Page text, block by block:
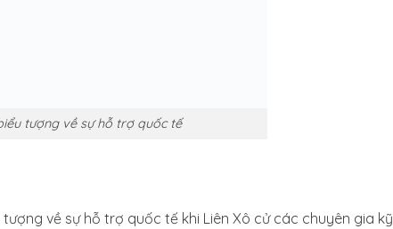
tượng về sự hỗ trợ quốc tế
về sự hỗ trợ quốc tế khi Liên Xô cử các chuyên gia kỹ